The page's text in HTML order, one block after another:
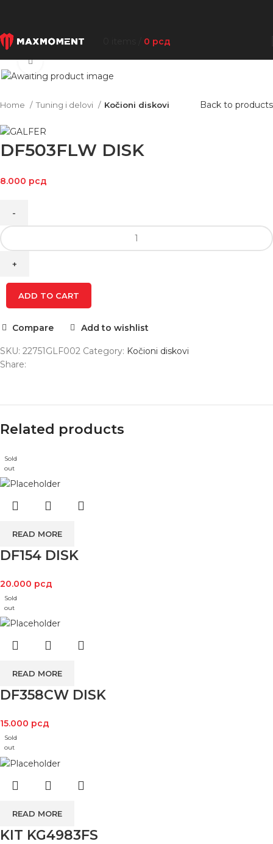
0 рсд
Click to enlarge
Home Tuning i delovi Kočioni diskovi Back to products
DF503FLW DISK
8.000 рсд
DF503FLW
DISK
ADD TO CART
Compare Add to wishlist
SKU: 22751GLF002 Category: Kočioni diskovi
Share:
Related products
Sold
out
READ MORE
DF154 DISK
20.000 рсд
Sold
out
READ MORE
DF358CW DISK
15.000 рсд
Sold
out
READ MORE
KIT KG4983FS